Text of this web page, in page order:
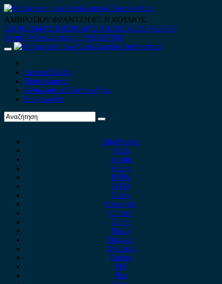
Skip
to
content
ΑΜΒΡΟΣΙΟΥ ΦΡΑΝΤΖΗ 67, Ν.ΚΟΣΜΟΣ
210 9012444 210 9239148 210 9238158 210 9026839
Κινητό-Viber-whatsapp : 6980507900
Primary
Αρχική Σελίδα
Ποιοί είμαστε
Ανταλλακτικά Αυτοκινήτων
Επικοινωνία
Alfa Romeo
Audi
Austin
Acura
BMW
BYD
Chery
Chevrolet
Citroen
Cupra
Dacia
Daewoo
Daihatsu
Dodge
DS
Fiat